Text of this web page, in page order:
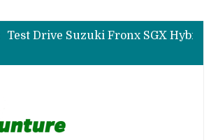
Beli Mobil Jangan Cuma Lihat Cicilan, TAF dan OJK Tekankan Pentingnya Literasi Keuangan
Beli Mobil Jangan Cuma Lihat Cicilan, TAF dan OJK Tekankan Pentingnya Literasi Keuangan